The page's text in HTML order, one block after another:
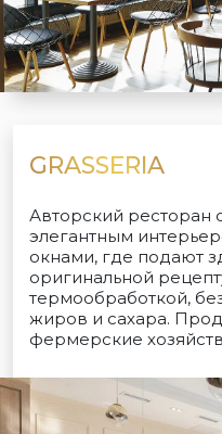
GRASSERIA
Авторский ресторан
элегантным
окнами, где подают
оригинальной
термообработкой,
жиров и сахара.
фермерские